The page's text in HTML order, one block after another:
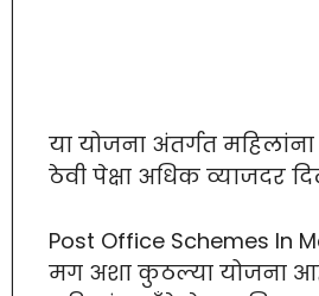
या योजना अंतर्गत
ठेवी पेक्षा अधिक व्याजदर
Post Office Schemes In
मग अशा कुठल्या योजना